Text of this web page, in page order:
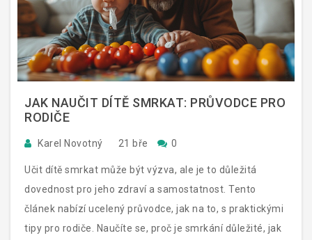
JAK NAUČIT DÍTĚ SMRKAT: PRŮVODCE PRO
RODIČE
Karel Novotný 21 bře 0
Učit dítě smrkat může být výzva, ale je to důležitá
dovednost pro jeho zdraví a samostatnost. Tento
článek nabízí ucelený průvodce, jak na to, s praktickými
tipy pro rodiče. Naučíte se, proč je smrkání důležité, jak